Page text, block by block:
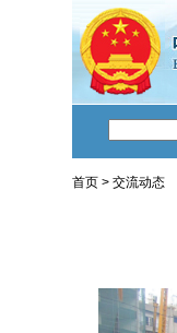
首页 > 交流动态